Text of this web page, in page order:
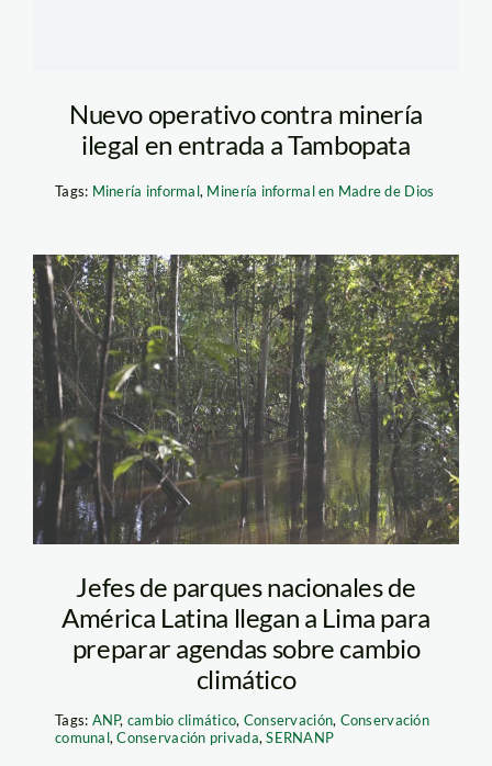
Nuevo operativo contra minería
ilegal en entrada a Tambopata
Tags: Minería informal, Minería informal en Madre de Dios
Jefes de parques nacionales de
América Latina llegan a Lima para
preparar agendas sobre cambio
climático
Tags: ANP, cambio climático, Conservación, Conservación
comunal,Conservación privada,SERNANP